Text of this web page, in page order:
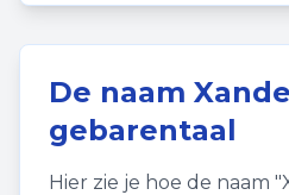
De naam
gebarentaal
Hier zie je hoe de naam "